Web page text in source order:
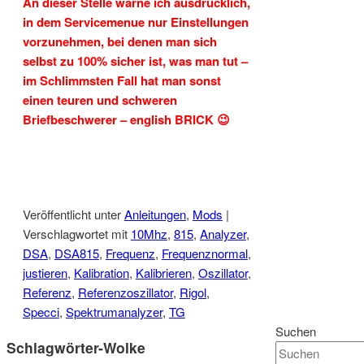
in dem Servicemenue nur Einstellungen
vorzunehmen, bei denen man sich
selbst zu 100% sicher ist, was man tut –
im Schlimmsten Fall hat man sonst
einen teuren und schweren
Briefbeschwerer – english BRICK 😉
Veröffentlicht unterAnleitungen, Mods |
Verschlagwortet mit 10Mhz, 815, Analyzer,
DSA, DSA815, Frequenz, Frequenznormal,
justieren, Kalibration, Kalibrieren, Oszillator,
Referenz, Referenzoszillator, Rigol,
Specci, Spektrumanalyzer, TG
Suchen
Schlagwörter-Wolke